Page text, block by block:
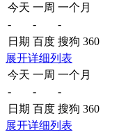
今天 一周 一个月
-
-
-
日期 百度 搜狗 360
展开详细列表
今天 一周 一个月
-
-
-
日期 百度 搜狗 360
展开详细列表